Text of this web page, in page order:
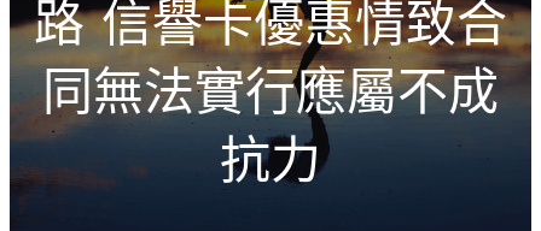
路 信譽卡優惠情致合
同無法實行應屬不成
抗力